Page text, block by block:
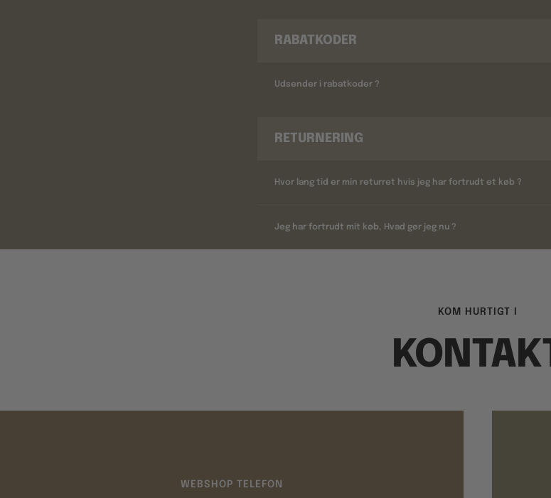
RABATKODER
Udsender i rabatkoder ?
RETURNERING
Hvor lang tid er min returret hvis jeg har fortrudt et køb ?
Jeg har fortrudt mit køb, Hvad gør jeg nu ?
KOM HURTIGT I
WEBSHOP TELEFON